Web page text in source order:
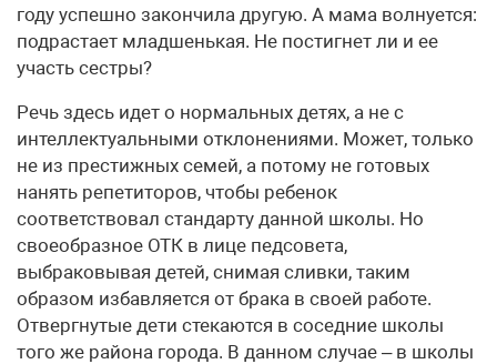
году успешно закончила другую. А мама волнуется:
подрастает младшенькая. Не постигнет ли и ее
участь сестры?
Речь здесь идет о нормальных детях, а не с
интеллектуальными отклонениями. Может, только
не из престижных семей, а потому не готовых
нанять репетиторов, чтобы ребенок
соответствовал стандарту данной школы. Но
своеобразное ОТК в лице педсовета,
выбраковывая детей, снимая сливки, таким
образом избавляется от брака в своей работе.
Отвергнутые дети стекаются в соседние школы
того же района города. В данном случае – в школы